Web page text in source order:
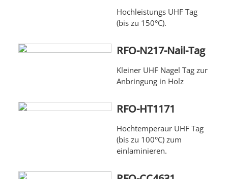
Hochleistungs UHF Tag
(bis zu 150°C).
RFO-N217-Nail-Tag
Kleiner UHF Nagel Tag zur
Anbringung in Holz
RFO-HT1171
Hochtemperaur UHF Tag
(bis zu 100°C) zum
einlaminieren.